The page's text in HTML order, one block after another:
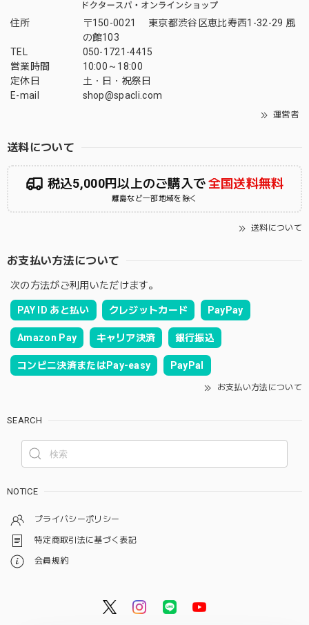
住所
〒150-0021 東京都渋谷区恵比寿西1-32-29 風
の館103
TEL
050-1721-4415
営業時間
10:00～18:00
定休日
土・日・祝祭日
E-mail
shop@spacli.com
運営者
送料について
税込5,000円以上のご購入で全国送料無料
離島など一部地域を除く
送料について
お支払い方法について
次の方法がご利用いただけます。
PAY ID あと払い クレジットカード PayPay
Amazon Pay キャリア決済 銀行振込
コンビニ決済またはPay-easy PayPal
お支払い方法について
SEARCH
NOTICE
プライバシーポリシー
特定商取引法に基づく表記
会員規約